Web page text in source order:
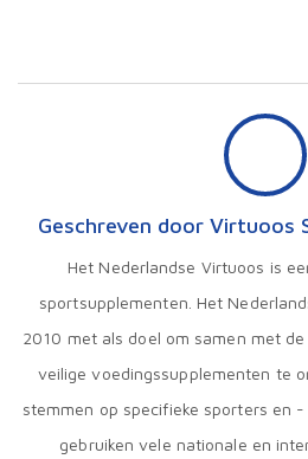
Geschreven door Virtuoos
Het Nederlandse Virtuoos is
sportsupplementen. Het
2010 met als doel om samen met
veilige voedingssupplementen te
stemmen op specifieke sporters en
gebruiken vele nationale en